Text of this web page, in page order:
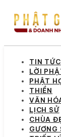
TIN TỨC
LỜI
PHẬT
THIỀN
VĂN
LỊCH SỬ
CHÙA
GƯƠNG